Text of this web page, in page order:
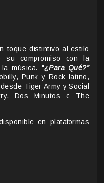
toque distintivo al estilo
su compromiso con la
música. “¿Para Qué?”
Punk y Rock latino,
Tiger Army y Social
Dos Minutos o The
en plataformas